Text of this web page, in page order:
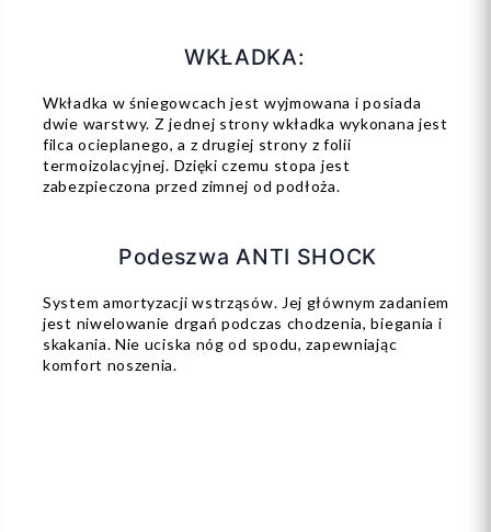
WKŁADKA:
Wkładka w śniegowcach jest wyjmowana i posiada
dwie warstwy. Z jednej strony wkładka wykonana jest
filca ocieplanego, a z drugiej strony z folii
termoizolacyjnej. Dzięki czemu stopa jest
zabezpieczona przed zimnej od podłoża.
Podeszwa ANTI SHOCK
System amortyzacji wstrząsów. Jej głównym zadaniem
jest niwelowanie drgań podczas chodzenia, biegania i
skakania. Nie uciska nóg od spodu, zapewniając
komfort noszenia.